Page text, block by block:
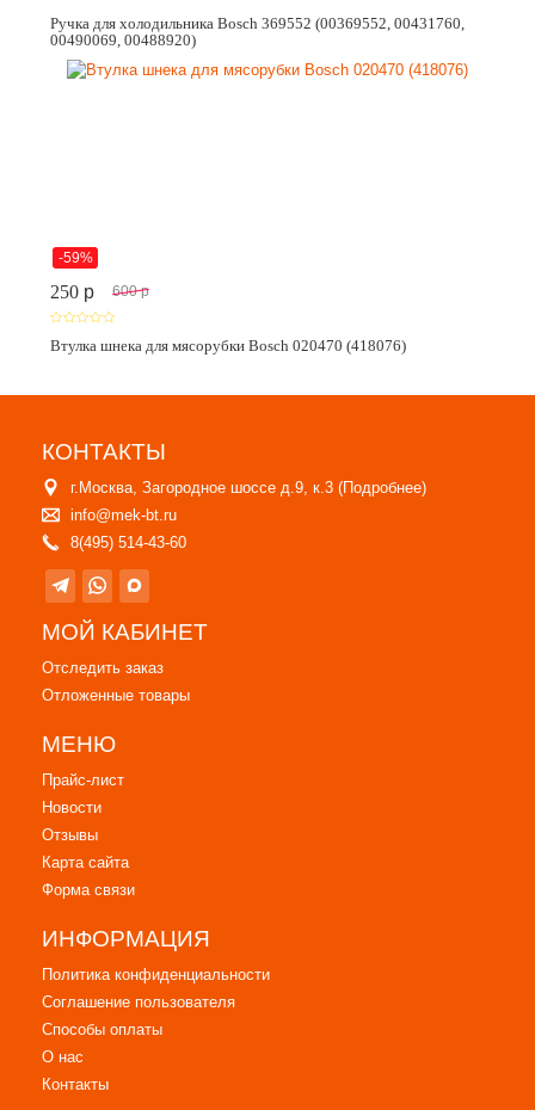
Ручка для холодильника Bosch 369552 (00369552, 00431760,
00490069, 00488920)
-59%
250 p 600 p
Втулка шнека для мясорубки Bosch 020470 (418076)
КОНТАКТЫ
г.Москва, Загородное шоссе д.9, к.3 (Подробнее)
info@mek-bt.ru
8(495) 514-43-60
МОЙ КАБИНЕТ
Отследить заказ
Отложенные товары
МЕНЮ
Прайс-лист
Новости
Отзывы
Карта сайта
Форма связи
ИНФОРМАЦИЯ
Политика конфиденциальности
Соглашение пользователя
Способы оплаты
О нас
Контакты